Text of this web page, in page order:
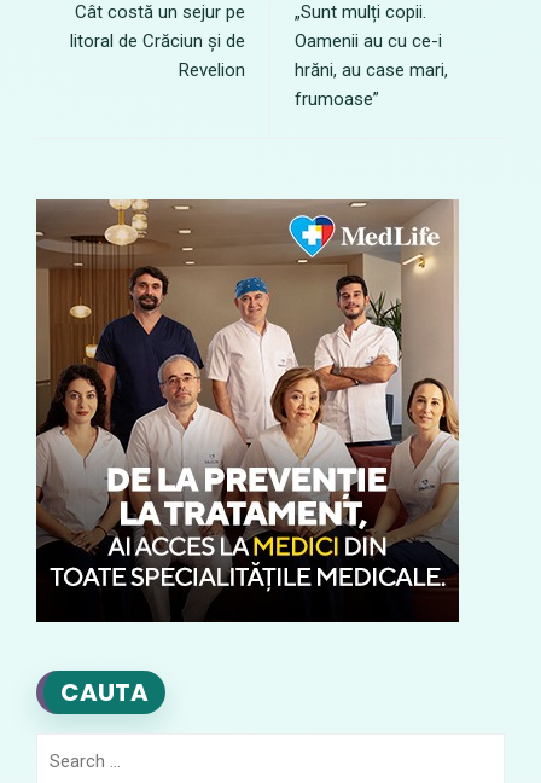
Cât costă un sejur pe
litoral de Crăciun și de
Revelion
„Sunt mulți copii.
Oamenii au cu ce-i
hrăni, au case mari,
frumoase”
CAUTA